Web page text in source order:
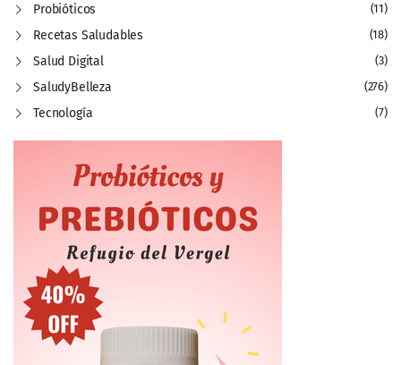
Probióticos (11)
Recetas Saludables (18)
Salud Digital (3)
SaludyBelleza (276)
Tecnología (7)